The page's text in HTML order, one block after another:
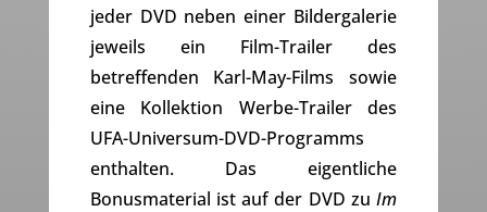
jeder DVD neben einer Bildergalerie
jeweils ein Film-Trailer des
betreffenden Karl-May-Films sowie
eine Kollektion Werbe-Trailer des
UFA-Universum-DVD-Programms
enthalten. Das eigentliche
Bonusmaterial ist auf der DVD zuIm